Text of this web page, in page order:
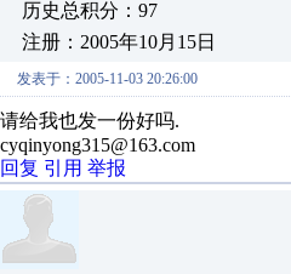
历史总积分：97
注册：2005年10月15日
发表于：2005-11-03 20:26:00
请给我也发一份好吗.
cyqinyong315@163.com
回复 引用 举报